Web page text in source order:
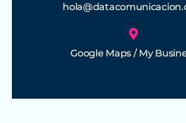
Google Maps / My